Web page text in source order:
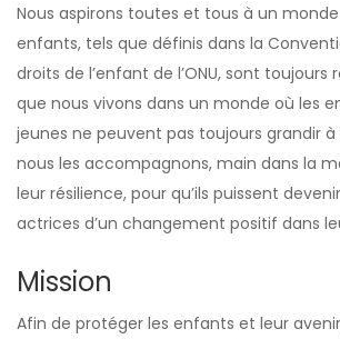
Nous aspirons toutes et tous à un
enfants, tels que définis dans la
droits de l’enfant de l’ONU, sont toujours
que nous vivons dans un monde où les
jeunes ne peuvent pas toujours grandir à
nous les accompagnons, main dans la
leur résilience, pour qu’ils puissent
actrices d’un changement positif dans
Mission
Afin de protéger les enfants et leur